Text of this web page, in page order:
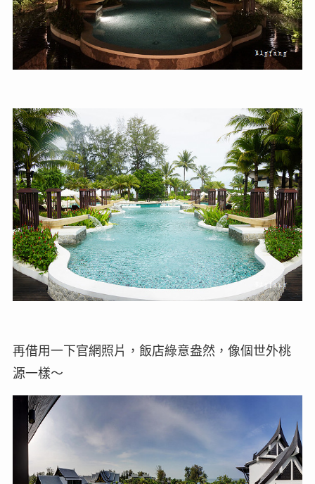
再借用一下官網照片，飯店綠意盎然，像個世外桃
源一樣～